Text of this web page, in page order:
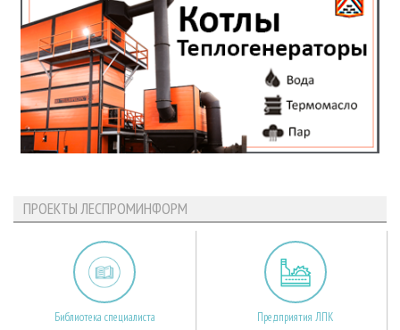
ПРОЕКТЫ ЛЕСПРОМИНФОРМ
Библиотека специалиста Предприятия ЛПК